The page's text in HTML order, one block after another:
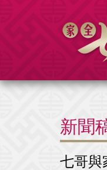
新聞
七哥與